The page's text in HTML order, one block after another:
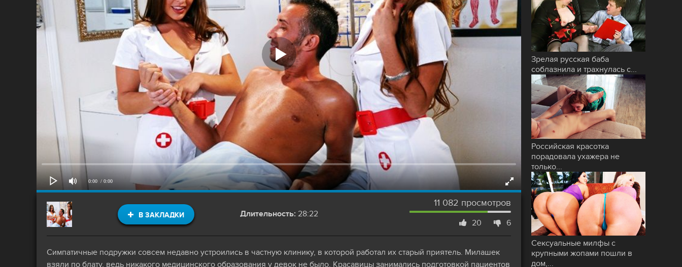
0:00 / 0:00
В ЗАКЛАДКИ Длительность: 28:22
11 082 просмотров
20 6
Симпатичные подружки совсем недавно устроились в частную клинику, в которой работал их старый приятель. Милашек
взяли по блату, ведь никакого медицинского образования у девок не было. Красавицы занимались подготовкой пациентов
Зрелая русская баба
соблазнила и трахнулась с...
Российская красотка
порадовала ухажера не
только...
Сексуальные милфы с
крупными жопами пошли в
дом,...